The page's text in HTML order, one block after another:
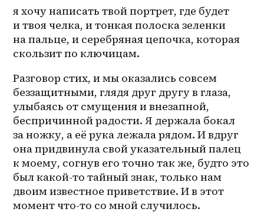
я хочу написать твой портрет, где будет
и твоя челка, и тонкая полоска зеленки
на пальце, и серебряная цепочка, которая
скользит по ключицам.
Разговор стих, и мы оказались совсем
беззащитными, глядя друг другу в глаза,
улыбаясь от смущения и внезапной,
беспричинной радости. Я держала бокал
за ножку, а её рука лежала рядом. И вдруг
она придвинула свой указательный палец
к моему, согнув его точно так же, будто это
был какой-то тайный знак, только нам
двоим известное приветствие. И в этот
момент что-то со мной случилось.